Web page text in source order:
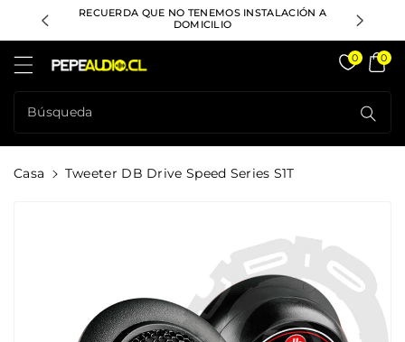
RECUERDA QUE NO TENEMOS INSTALACIÓN A
DOMICILIO
Búsqueda
0 0
Casa Tweeter DB Drive Speed Series S1T